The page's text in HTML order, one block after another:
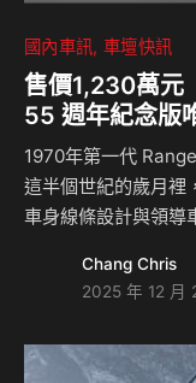
國內車訊 車壇快訊
售價1,230萬
55 週年紀念版
1970年第一代
這半個世紀的歲月裡
車身線條設計與領導
品牌經典車色作為
服務打造全球限量
入Range Rover
Chang Chris
2025 年 12 月